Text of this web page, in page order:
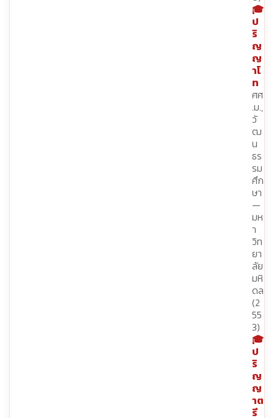
🎓
ป
ริ
ญ
ญ
าโ
ท
ศศ
.ม.,
วั
ฒ
น
ธร
รม
ศึก
ษา
—
มห
า
วิท
ยา
ลัย
มหิ
ดล
(2
55
3)
🎓
ป
ริ
ญ
ญ
าต
รี